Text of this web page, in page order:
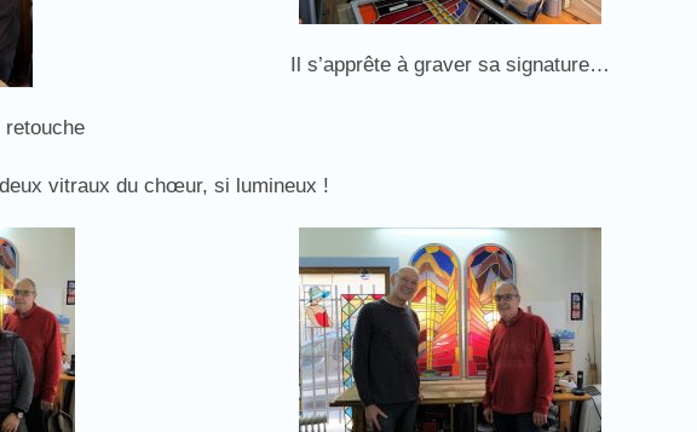
retouche
Il s’apprête à graver sa signature…
vitraux du chœur, si lumineux !